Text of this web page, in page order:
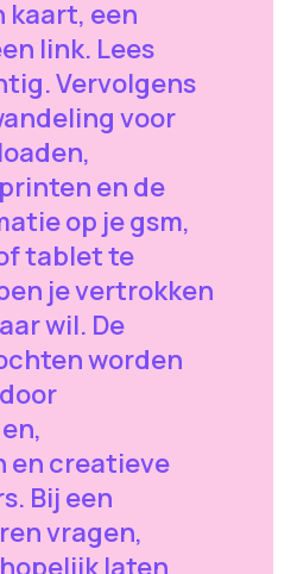
kaart, een
link. Lees
Vervolgens
voor
en de
op je gsm,
tablet te
je vertrokken
wil. De
worden
en creatieve
Bij een
vragen,
laten